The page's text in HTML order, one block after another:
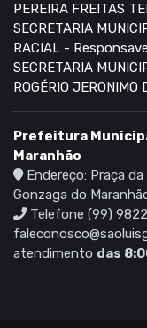
PEREIRA FREITAS
SECRETARIA
RACIAL -
SECRETARIA
ROGÉRIO JERONIMO
Prefeitura
Maranhão
Endereço: Praça
Gonzaga do
Telefone (99)
atendimento das